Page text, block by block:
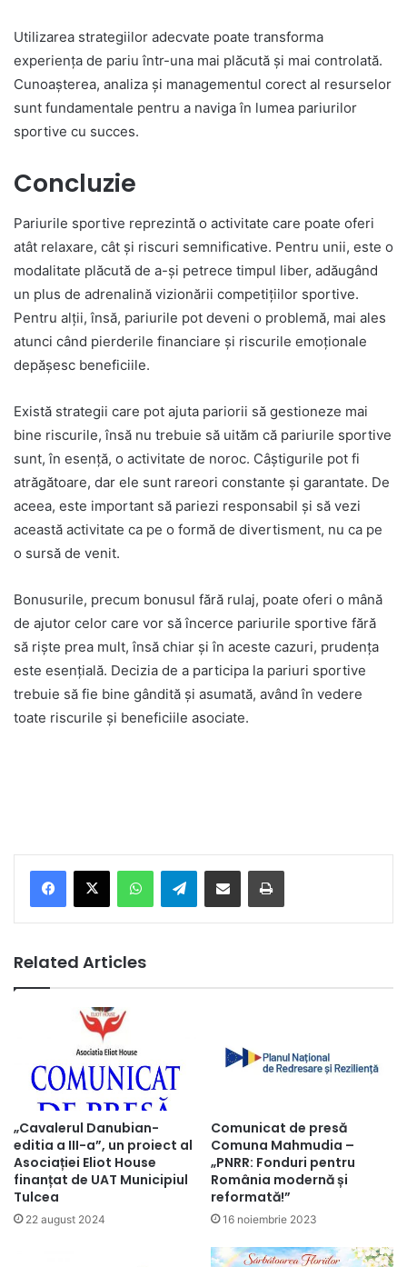
Utilizarea strategiilor adecvate poate transforma
experiența de pariu într-una mai plăcută și mai controlată.
Cunoașterea, analiza și managementul corect al resurselor
sunt fundamentale pentru a naviga în lumea pariurilor
sportive cu succes.
Concluzie
Pariurile sportive reprezintă o activitate care poate oferi
atât relaxare, cât și riscuri semnificative. Pentru unii, este o
modalitate plăcută de a-și petrece timpul liber, adăugând
un plus de adrenalină vizionării competițiilor sportive.
Pentru alții, însă, pariurile pot deveni o problemă, mai ales
atunci când pierderile financiare și riscurile emoționale
depășesc beneficiile.
Există strategii care pot ajuta pariorii să gestioneze mai
bine riscurile, însă nu trebuie să uităm că pariurile sportive
sunt, în esență, o activitate de noroc. Câștigurile pot fi
atrăgătoare, dar ele sunt rareori constante și garantate. De
aceea, este important să pariezi responsabil și să vezi
această activitate ca pe o formă de divertisment, nu ca pe
o sursă de venit.
Bonusurile, precum bonusul fără rulaj, poate oferi o mână
de ajutor celor care vor să încerce pariurile sportive fără
să riște prea mult, însă chiar și în aceste cazuri, prudența
este esențială. Decizia de a participa la pariuri sportive
trebuie să fie bine gândită și asumată, având în vedere
toate riscurile și beneficiile asociate.
Telegram
Related Articles
„Cavalerul Danubian-
editia a III-a”, un proiect al
Asociației Eliot House
finanțat de UAT Municipiul
Tulcea
22 august 2024
Comunicat de presă
Comuna Mahmudia –
„PNRR: Fonduri pentru
România modernă și
reformată!”
16 noiembrie 2023